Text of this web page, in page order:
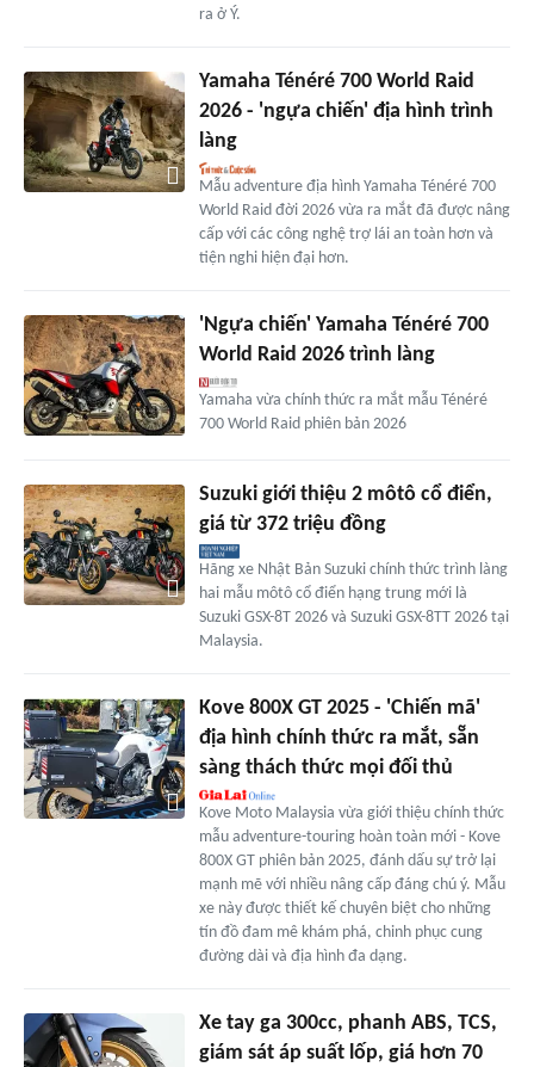
ra ở Ý.
Yamaha Ténéré 700 World Raid
2026 - 'ngựa chiến' địa hình trình
làng
Mẫu adventure địa hình Yamaha Ténéré 700
World Raid đời 2026 vừa ra mắt đã được nâng
cấp với các công nghệ trợ lái an toàn hơn và
tiện nghi hiện đại hơn.
'Ngựa chiến' Yamaha Ténéré 700
World Raid 2026 trình làng
Yamaha vừa chính thức ra mắt mẫu Ténéré
700 World Raid phiên bản 2026
Suzuki giới thiệu 2 môtô cổ điển,
giá từ 372 triệu đồng
Hãng xe Nhật Bản Suzuki chính thức trình làng
hai mẫu môtô cổ điển hạng trung mới là
Suzuki GSX-8T 2026 và Suzuki GSX-8TT 2026 tại
Malaysia.
Kove 800X GT 2025 - 'Chiến mã'
địa hình chính thức ra mắt, sẵn
sàng thách thức mọi đối thủ
Kove Moto Malaysia vừa giới thiệu chính thức
mẫu adventure-touring hoàn toàn mới - Kove
800X GT phiên bản 2025, đánh dấu sự trở lại
mạnh mẽ với nhiều nâng cấp đáng chú ý. Mẫu
xe này được thiết kế chuyên biệt cho những
tín đồ đam mê khám phá, chinh phục cung
đường dài và địa hình đa dạng.
Xe tay ga 300cc, phanh ABS, TCS,
giám sát áp suất lốp, giá hơn 70